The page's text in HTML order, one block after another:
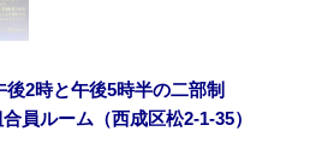
後2時と午後5時半の二部制
員ルーム（西成区松2-1-35）